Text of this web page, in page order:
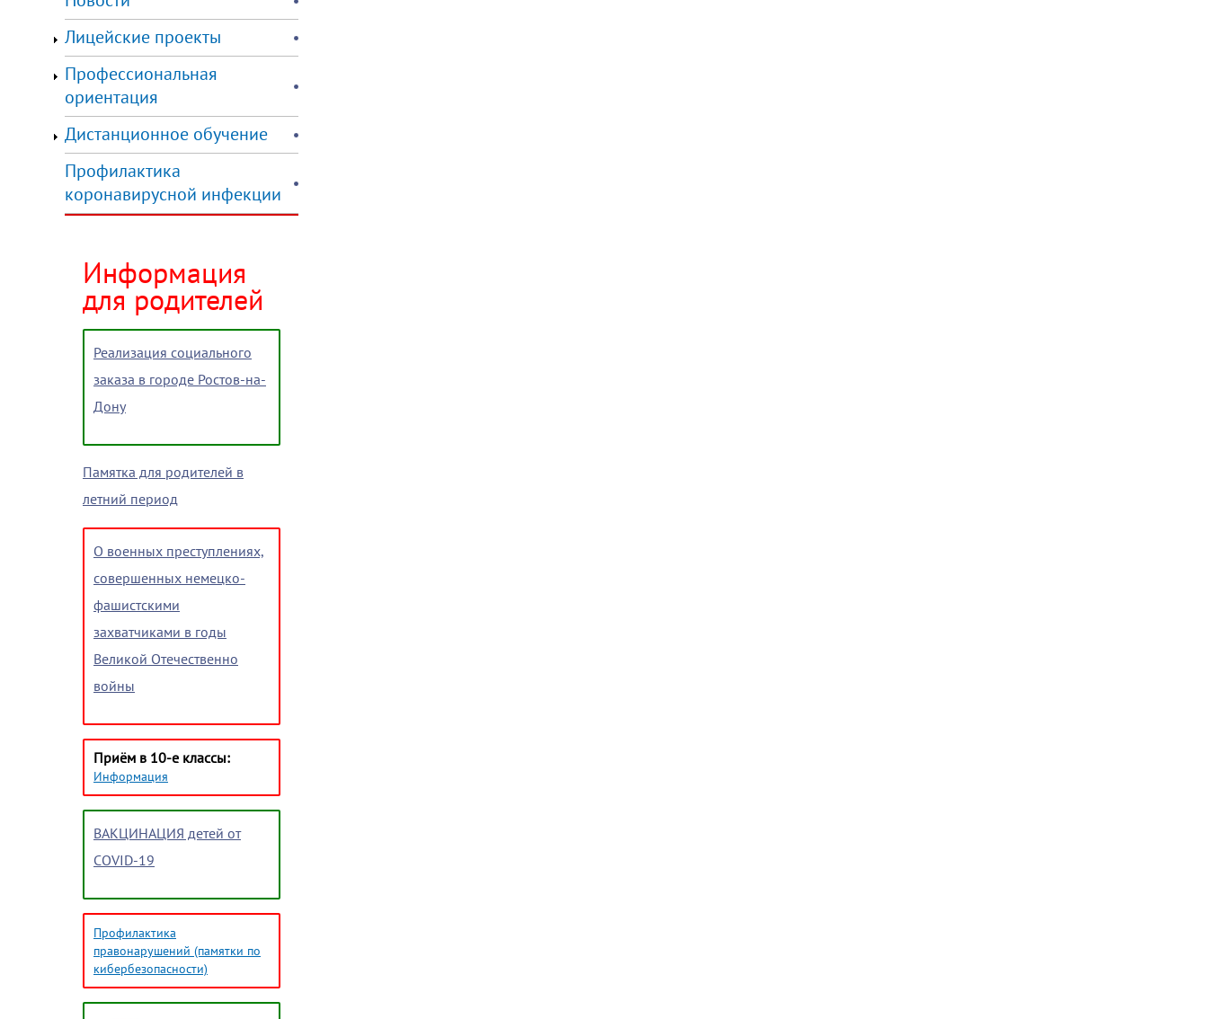
Лицейские проекты
Профессиональная
ориентация
Дистанционное обучение
Профилактика
коронавирусной инфекции
Информация
для родителей
Реализация социального
заказа в городе Ростов-на-
Дону
Памятка для родителей в
летний период
О военных преступлениях,
совершенных немецко-
фашистскими
захватчиками в годы
Великой Отечественно
войны
Приём в 10-е классы:
Информация
ВАКЦИНАЦИЯ детей от
COVID-19
Профилактика
правонарушений (памятки по
кибербезопасности)